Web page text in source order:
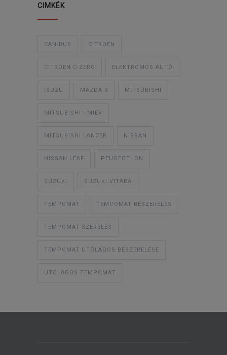
CIMKÉK
CAN-BUS CITROËN
CITROËN C-ZERO ELEKTROMOS AUTÓ
ISUZU MAZDA 3 MITSUBISHI
MITSUBISHI I-MIEV
MITSUBISHI LANCER NISSAN
NISSAN LEAF PEUGEOT ION
SUZUKI SUZUKI VITARA
TEMPOMAT TEMPOMAT BESZERELÉS
TEMPOMAT SZERELÉS
TEMPOMAT UTÓLAGOS BESZERELÉSE
UTÓLAGOS TEMPOMAT